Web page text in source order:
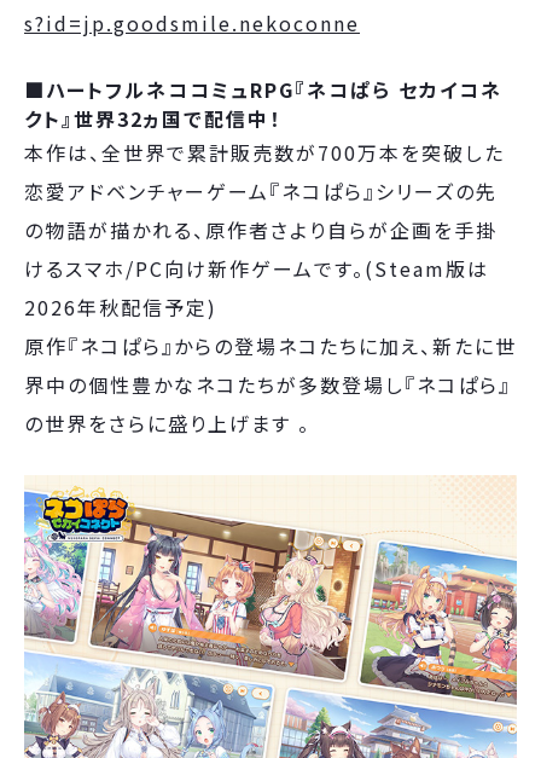
s?id=jp.goodsmile.nekoconne
■ハートフルネココミュRPG『ネコぱら セカイコネ
クト』世界32ヵ国で配信中！
本作は、全世界で累計販売数が700万本を突破した
恋愛アドベンチャーゲーム『ネコぱら』シリーズの先
の物語が描かれる、原作者さより自らが企画を手掛
けるスマホ/PC向け新作ゲームです。(Steam版は
2026年秋配信予定)
原作『ネコぱら』からの登場ネコたちに加え、新たに世
界中の個性豊かなネコたちが多数登場し『ネコぱら』
の世界をさらに盛り上げます 。